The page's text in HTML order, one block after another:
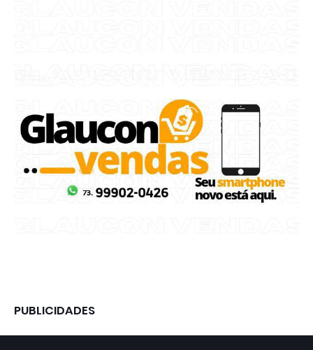
PUBLICIDADES